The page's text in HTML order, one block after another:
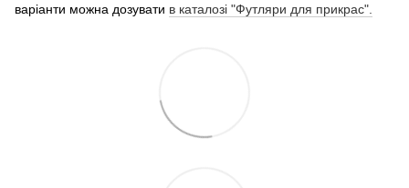
варіанти можна дозувати в каталозі "Футляри для прикрас".